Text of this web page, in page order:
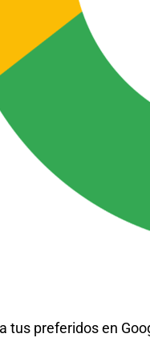
tus preferidos en